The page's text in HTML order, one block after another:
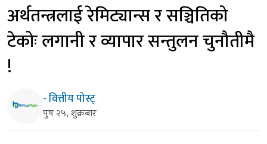
अर्थतन्त्रलाई रेमिट्यान्स र सञ्चितिको
टेकोः लगानी र व्यापार सन्तुलन चुनौतीमै
!
- वित्तीय पोस्ट्
पुष २५, शुक्रबार